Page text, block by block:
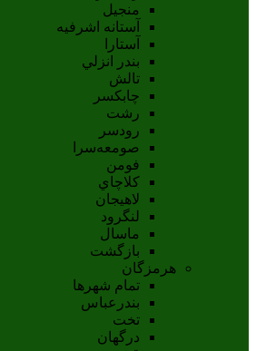
منجیل
آستانه اشرفيه
آستارا
بندر انزلي
تالش
چابکسر
رشت
رودسر
صومعه‌سرا
فومن
کلاچاي
لاهيجان
لنگرود
ماسال
بازگشت
هرمزگان
تمام شهر‌ها
بندرعباس
تخت
درگهان